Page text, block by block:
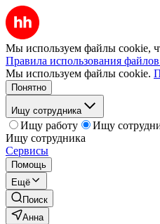
Мы используем файлы cookie,
Правила использования
Мы используем файлы cookie.
Понятно
Ищу сотрудника
Ищу работу
Ищу
Ищу сотрудника
Сервисы
Помощь
Ещё
Поиск
Анна